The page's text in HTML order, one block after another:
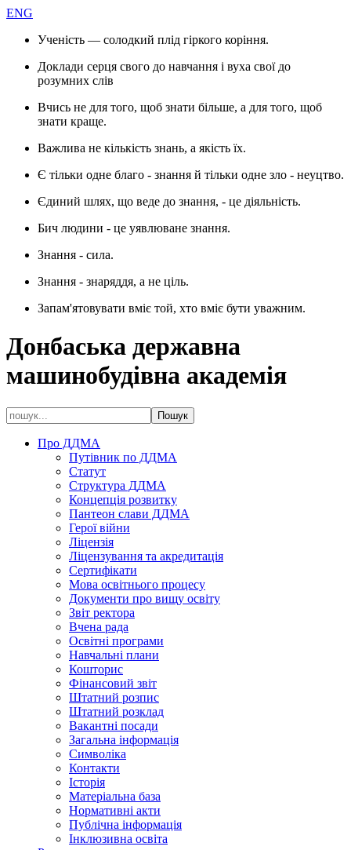
ENG
Ученість — солодкий плід гіркого коріння.
Доклади серця свого до навчання і вуха свої до
розумних слів
Вчись не для того, щоб знати більше, а для того, щоб
знати краще.
Важлива не кількість знань, а якість їх.
Є тільки одне благо - знання й тільки одне зло - неуцтво.
Єдиний шлях, що веде до знання, - це діяльність.
Бич людини - це уявлюване знання.
Знання - сила.
Знання - знаряддя, а не ціль.
Запам'ятовувати вміє той, хто вміє бути уважним.
Донбаська державна
машинобудівна академія
Про ДДМА
Путівник по ДДМА
Статут
Структура ДДМА
Концепція розвитку
Пантеон слави ДДМА
Герої війни
Ліцензія
Ліцензування та акредитація
Сертифікати
Мова освітнього процесу
Документи про вищу освіту
Звіт ректора
Вчена рада
Освітні програми
Навчальні плани
Кошторис
Фінансовий звіт
Штатний розпис
Штатний розклад
Вакантні посади
Загальна інформація
Символіка
Контакти
Історія
Матеріальна база
Нормативні акти
Публічна інформація
Інклюзивна освіта